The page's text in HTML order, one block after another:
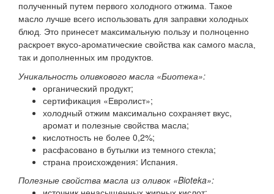
полученный путем первого холодного отжима. Такое
масло лучше всего использовать для заправки холодных
блюд. Это принесет максимальную пользу и полноценно
раскроет вкусо-ароматические свойства как самого масла,
так и дополненных им продуктов.
Уникальность оливкового масла «Биотека»:
органический продукт;
сертификация «Евролист»;
холодный отжим максимально сохраняет вкус,
аромат и полезные свойства масла;
кислотность не более 0,2%;
расфасовано в бутылки из темного стекла;
страна происхождения: Испания.
Полезные свойства масла из оливок «Bioteka»: